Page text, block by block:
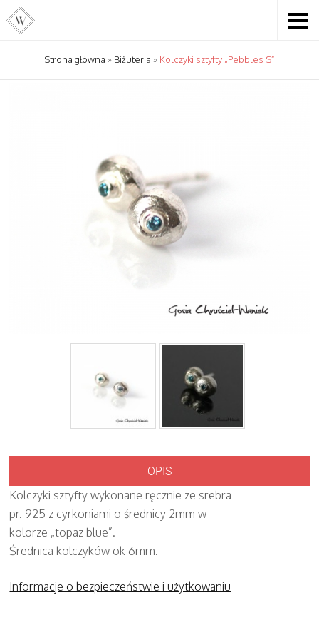
Strona główna » Biżuteria » Kolczyki sztyfty „Pebbles S”
OPIS
Kolczyki sztyfty wykonane ręcznie ze srebra
pr. 925 z cyrkoniami o średnicy 2mm w
kolorze „topaz blue”.
Średnica kolczyków ok 6mm.
Informacje o bezpieczeństwie i użytkowaniu